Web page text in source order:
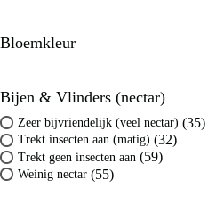
Bloemkleur
Bijen & Vlinders (nectar)
Zeer bijvriendelijk (veel nectar) (35)
Trekt insecten aan (matig) (32)
Trekt geen insecten aan (59)
Weinig nectar (55)